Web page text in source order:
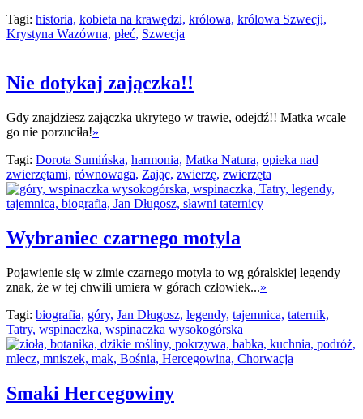
Tagi: historia, kobieta na krawędzi, królowa, królowa Szwecji,
Krystyna Wazówna, płeć, Szwecja
Nie dotykaj zajączka!!
Gdy znajdziesz zajączka ukrytego w trawie, odejdź!! Matka wcale
go nie porzuciła!»
Tagi: Dorota Sumińska, harmonia, Matka Natura, opieka nad
zwierzętami, równowaga, Zając, zwierzę, zwierzęta
Wybraniec czarnego motyla
Pojawienie się w zimie czarnego motyla to wg góralskiej legendy
znak, że w tej chwili umiera w górach człowiek...»
Tagi: biografia, góry, Jan Długosz, legendy, tajemnica, taternik,
Tatry, wspinaczka, wspinaczka wysokogórska
Smaki Hercegowiny